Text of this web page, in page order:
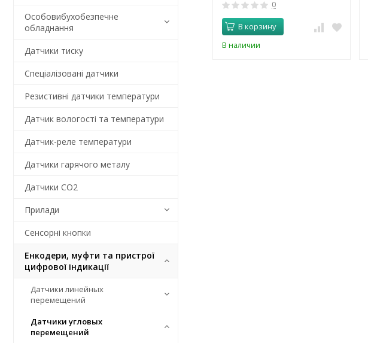
0
В корзину
В наличии
Особовибухобезпечне
обладнання
Датчики тиску
Спеціалізовані датчики
Резистивні датчики температури
Датчик вологості та температури
Датчик-реле температури
Датчики гарячого металу
Датчики CO2
Прилади
Сенсорні кнопки
Енкодери, муфти та пристрої
цифрової індикації
Датчики линейных
перемещений
Датчики угловых
перемещений